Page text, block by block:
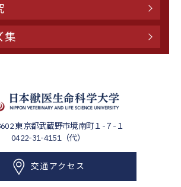
集
東京都武蔵野市境南町１-７-１
0422-31-4151（代）
交通アクセス